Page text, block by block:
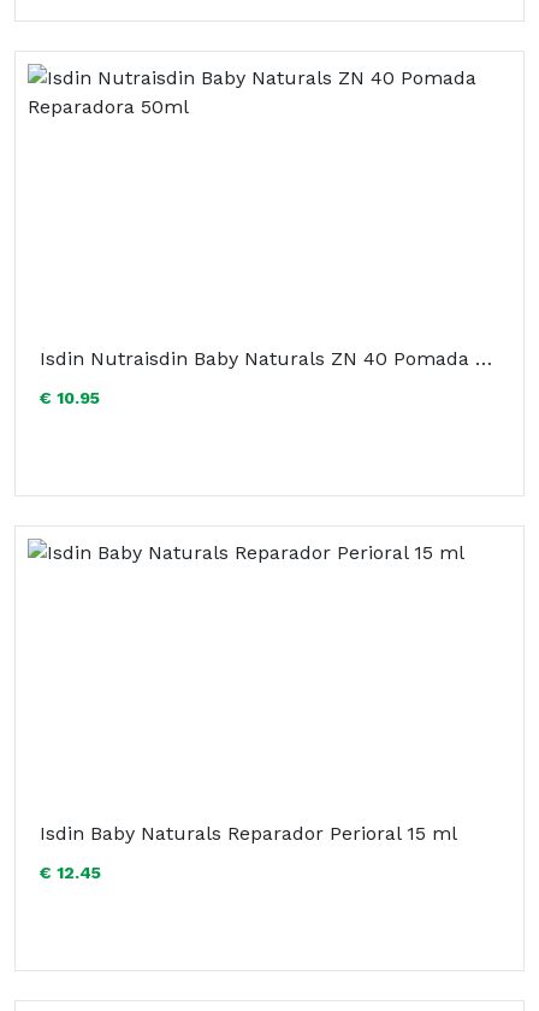
Isdin Nutraisdin Baby Naturals ZN 40 Pomada Reparadora 50ml
€ 10.95
Isdin Baby Naturals Reparador Perioral 15 ml
€ 12.45